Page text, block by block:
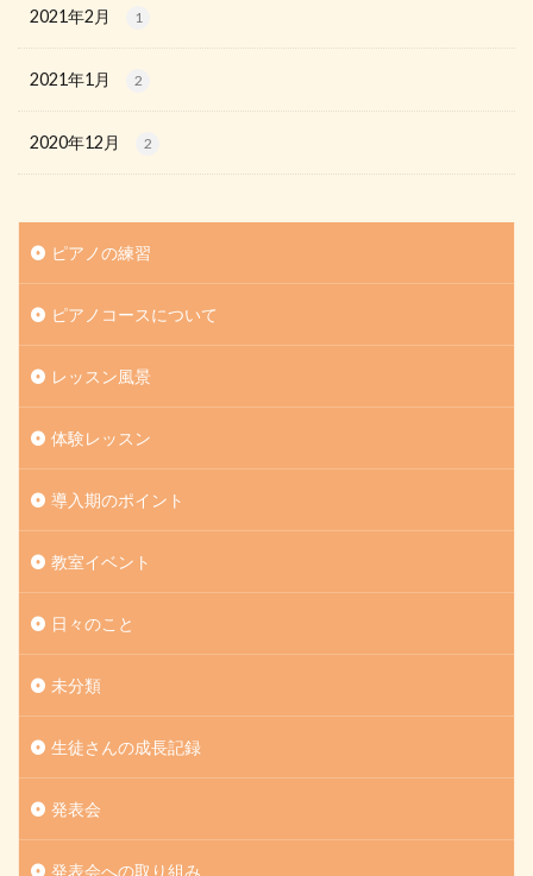
2021年2月 1
2021年1月 2
2020年12月 2
ピアノの練習
ピアノコースについて
レッスン風景
体験レッスン
導入期のポイント
教室イベント
日々のこと
未分類
生徒さんの成長記録
発表会
発表会への取り組み